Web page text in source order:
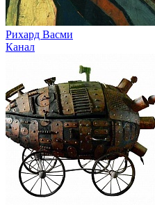
Рихард Васми
Канал